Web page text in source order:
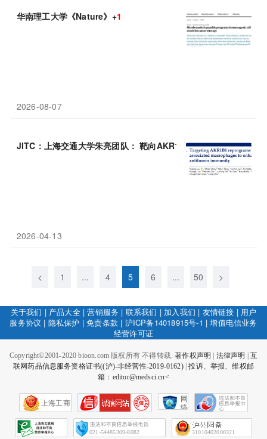
华南理工大学《Nature》+1
2026-08-07
JITC：上海交通大学朱亮团队： 靶向AKR1 1重塑肿瘤免疫微环
2026-04-13
< 1 ... 4 5 6 ... 50 >
关于我们 | 产品大全|营销服务 | 联系我们 | 加入我们 | 友情链接 | 用户
服务协议 | 隐私保护 |免责条款 | 沪ICP备14018915号-1 |增值电信业务
经营许可证
Copyright©2001-2020 bioon.com 版权所有 不得转载.著作权声明 法律声明
互
联网药品信息服务资格证书((沪)-非经营性-2019-0162)|投诉、举报、维权邮
箱：editor@medsci.cn<
上海工商
网
络
会
征
021-54485309-8082 31010402000321